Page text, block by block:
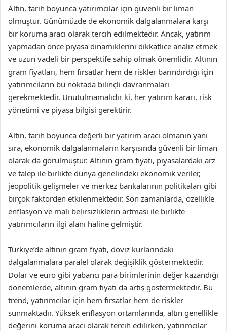
Altın, tarih boyunca yatırımcılar için güvenli bir liman
olmuştur. Günümüzde de ekonomik dalgalanmalara karşı
bir koruma aracı olarak tercih edilmektedir. Ancak, yatırım
yapmadan önce piyasa dinamiklerini dikkatlice analiz etmek
ve uzun vadeli bir perspektife sahip olmak önemlidir. Altının
gram fiyatları, hem fırsatlar hem de riskler barındırdığı için
yatırımcıların bu noktada bilinçli davranmaları
gerekmektedir. Unutulmamalıdır ki, her yatırım kararı, risk
yönetimi ve piyasa bilgisi gerektirir.
Altın, tarih boyunca değerli bir yatırım aracı olmanın yanı
sıra, ekonomik dalgalanmaların karşısında güvenli bir liman
olarak da görülmüştür. Altının gram fiyatı, piyasalardaki arz
ve talep ile birlikte dünya genelindeki ekonomik veriler,
jeopolitik gelişmeler ve merkez bankalarının politikaları gibi
birçok faktörden etkilenmektedir. Son zamanlarda, özellikle
enflasyon ve mali belirsizliklerin artması ile birlikte
yatırımcıların ilgi alanı haline gelmiştir.
Türkiye’de altının gram fiyatı, döviz kurlarındaki
dalgalanmalara paralel olarak değişiklik göstermektedir.
Dolar ve euro gibi yabancı para birimlerinin değer kazandığı
dönemlerde, altının gram fiyatı da artış göstermektedir. Bu
trend, yatırımcılar için hem fırsatlar hem de riskler
sunmaktadır. Yüksek enflasyon ortamlarında, altın genellikle
değerini koruma aracı olarak tercih edilirken, yatırımcılar